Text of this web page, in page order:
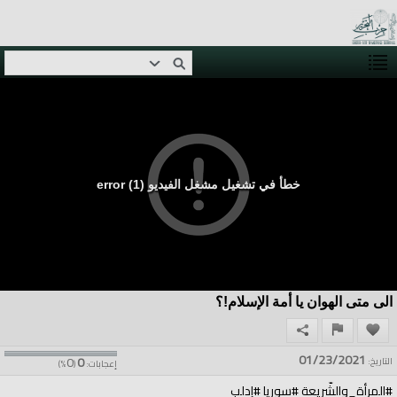
خطأ في تشغيل مشغل الفيديو (1) error
الى متى الهوان يا أمة الإسلام!؟
إعجابات:0
(
0
%) التاريخ: 01/23/2021
#المرأة_والشّريعة #سوريا #إدلب